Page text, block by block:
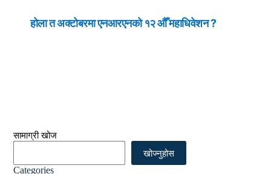
होला त अक्टोबरमा एनआरएनको १२ औँ महाधिवेशन ?
सामाग्री खोज
खोज्नुहोस
Categories